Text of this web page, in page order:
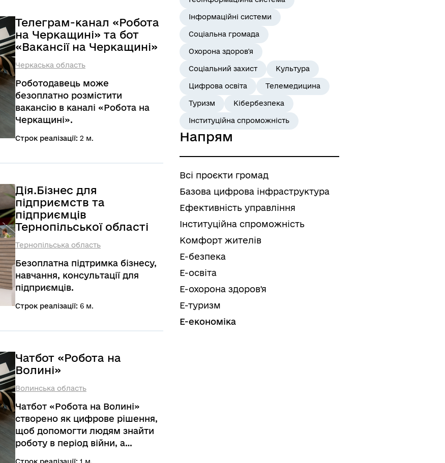
ініціативи міста, дає змогу
інвесторам і партнерам швидко
знайти потрібні проєкти,
ознайомитися з умовами участі,
отримати супровід. Мешканці
можуть бачити, як
розвивається місто, які кошти
залучено та на що їх
витрачають.
Телеграм-канал «Робота
на Черкащині» та бот
«Вакансії на Черкащині»
Черкаська область
Роботодавець може
безоплатно розмістити
вакансію в каналі «Робота на
Черкащині».
Строк реалізації: 2 м.
Дія.Бізнес для
підприємств та
підприємців
Тернопільської області
Тернопільська область
Безоплатна підтримка бізнесу,
навчання, консультації для
підприємців.
Строк реалізації: 6 м.
Чатбот «Робота на
Волині»
Волинська область
Чатбот «Робота на Волині»
створено як цифрове рішення,
щоб допомогти людям знайти
роботу в період війни, а
Інформаційні системи
Соціальна громада
Охорона здоров'я
Соціальний захист Культура
Цифрова освіта Телемедицина
Туризм Кібербезпека
Інституційна спроможність
Напрям
Всі проєкти громад
Базова цифрова інфраструктура
Ефективність управління
Інституційна спроможність
Комфорт жителів
Е-безпека
Е-освіта
Е-охорона здоров'я
Е-туризм
Е-економіка